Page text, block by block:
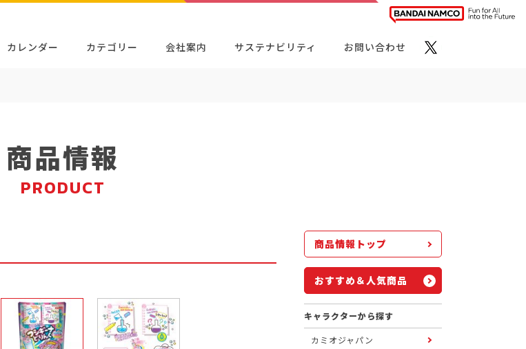
カレンダー カテゴリー 会社案内 サステナビリティ お問い合わせ
商品情報
PRODUCT
商品情報トップ
おすすめ＆人気商品
キャラクターから探す
カミオジャパン